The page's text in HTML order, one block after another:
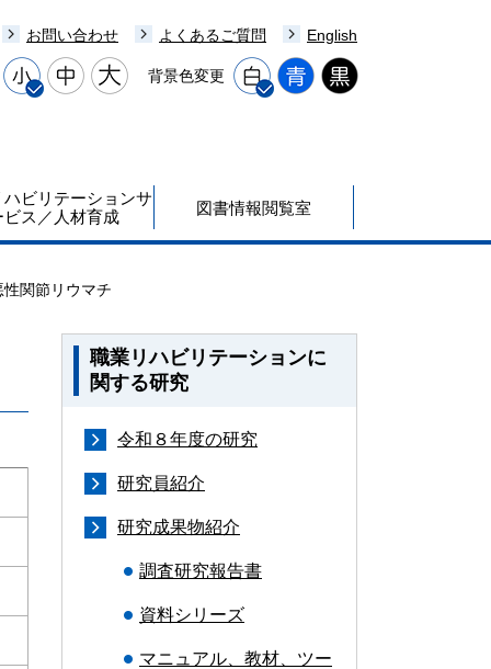
お問い合わせ よくあるご質問 English
背景色変更
ハビリテーションサ
ビス／人材育成
図書情報閲覧室
性関節リウマチ
職業リハビリテーションに
関する研究
令和８年度の研究
研究員紹介
研究成果物紹介
調査研究報告書
資料シリーズ
マニュアル、教材、ツー